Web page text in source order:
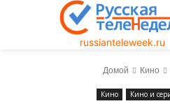
russianteleweek.ru
Домой Кино
Кино Кино и